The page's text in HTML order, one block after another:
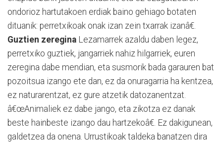
ondorioz hartutakoen erdiak baino gehiago botaten
dituanik: perretxikoak onak izan zein txarrak izanâ€.
Guztien zeregina Lezamarrek azaldu daben legez,
perretxiko guztiek, jangarriek nahiz hilgarriek, euren
zeregina dabe mendian, eta susmorik bada garauren bat
pozoitsua izango ete dan, ez da onuragarria ha kentzea,
ez naturarentzat, ez gure atzetik datozanentzat.
â€œAnimaliek ez dabe jango, eta zikotza ez danak
beste hainbeste izango dau hartzekoâ€. Ez dakigunean,
galdetzea da onena. Urrustikoak taldeka banatzen dira